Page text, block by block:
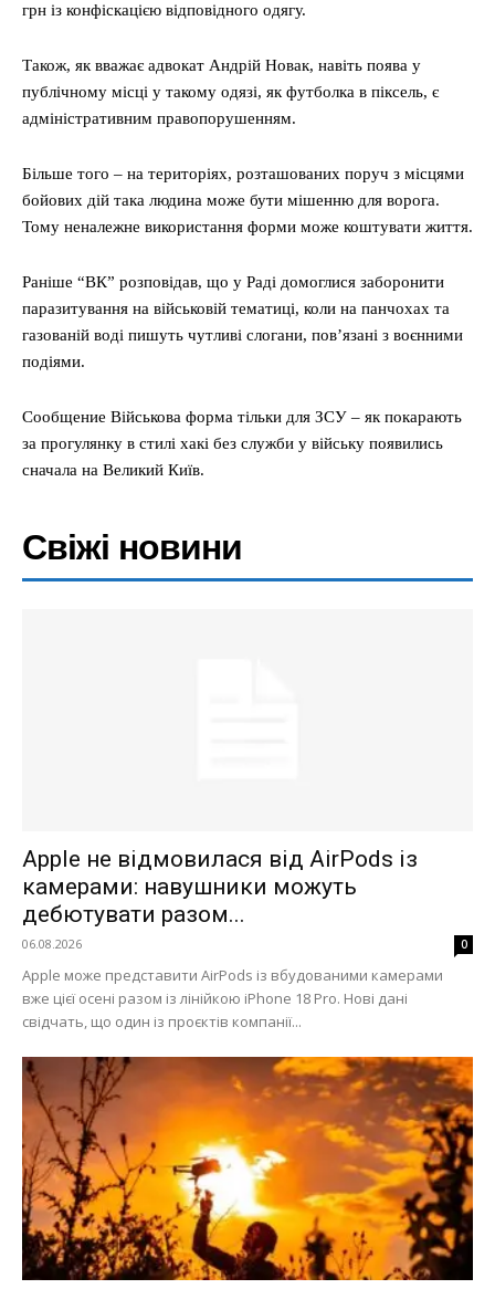
Меню
грн із конфіскацією відповідного одягу.
Також, як вважає адвокат Андрій Новак, навіть поява у
публічному місці у такому одязі, як футболка в піксель, є
адміністративним правопорушенням.
Більше того – на територіях, розташованих поруч з місцями
бойових дій така людина може бути мішенню для ворога.
Тому неналежне використання форми може коштувати життя.
Раніше “ВК” розповідав, що у Раді домоглися заборонити
паразитування на військовій тематиці, коли на панчохах та
газованій воді пишуть чутливі слогани, пов’язані з воєнними
подіями.
Сообщение Військова форма тільки для ЗСУ – як покарають
за прогулянку в стилі хакі без служби у війську появились
сначала на Великий Київ.
Свіжі новини
Apple не відмовилася від AirPods із
камерами: навушники можуть
дебютувати разом...
06.08.2026 0
Apple може представити AirPods із вбудованими камерами
вже цієї осені разом із лінійкою iPhone 18 Pro. Нові дані
свідчать, що один із проєктів компанії...